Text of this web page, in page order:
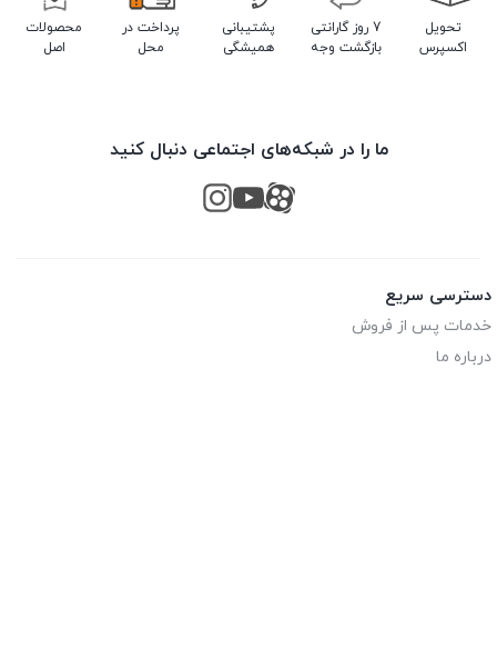
تحویل
اکسپرس
7 روز گارانتی
بازگشت وجه
پشتیبانی
همیشگی
پرداخت در
محل
محصولات
اصل
ما را در شبکه‌های اجتماعی دنبال کنید
دسترسی سریع
خدمات پس از فروش
درباره ما